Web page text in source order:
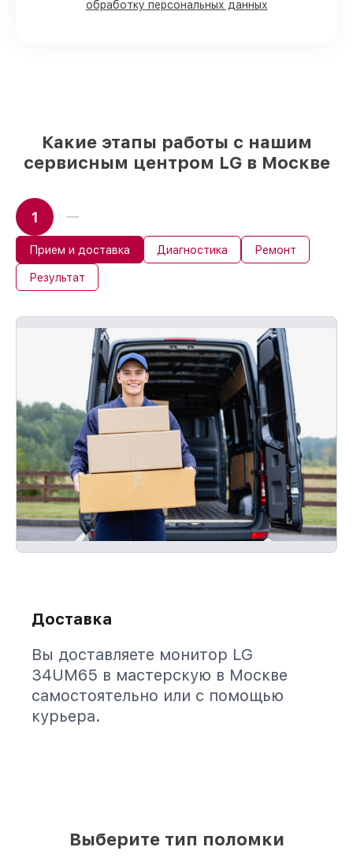
заказаобработку персональных данных
Какие этапы работы с нашим
сервисным центром LG в Москве
1
Прием и доставка Диагностика Ремонт
Результат
Доставка
Вы доставляете монитор LG
34UM65 в мастерскую в Москве
самостоятельно или с помощью
курьера.
Выберите тип поломки